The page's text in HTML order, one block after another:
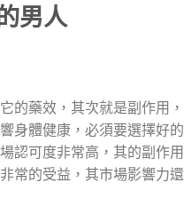
男人
的藥效，其次就是副作用，
身體健康，必須要選擇好的
認可度非常高，其的副作用
常的受益，其市場影響力還